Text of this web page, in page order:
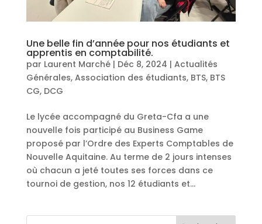
Une belle fin d’année pour nos étudiants et
apprentis en comptabilité.
par Laurent Marché| Déc 8, 2024 | Actualités
Générales, Association des étudiants, BTS, BTS
CG, DCG
Le lycée accompagné du Greta-Cfa a une
nouvelle fois participé au Business Game
proposé par l’Ordre des Experts Comptables de
Nouvelle Aquitaine. Au terme de 2 jours intenses
où chacun a jeté toutes ses forces dans ce
tournoi de gestion, nos 12 étudiants et...